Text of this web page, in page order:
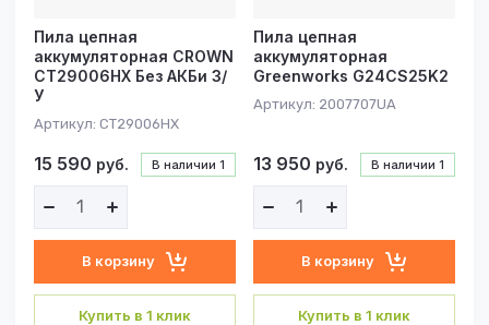
Пила цепная
аккумуляторная CROWN
CT29006HX Без АКБи З/
У
Артикул: CT29006HX
В наличии 1
15 590 руб.
В корзину
Купить в 1 клик
Пила цепная
аккумуляторная
Greenworks G24CS25K2
Артикул: 2007707UA
В наличии 1
13 950 руб.
В корзину
Купить в 1 клик